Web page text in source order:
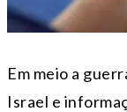
Em meio a
Israel e